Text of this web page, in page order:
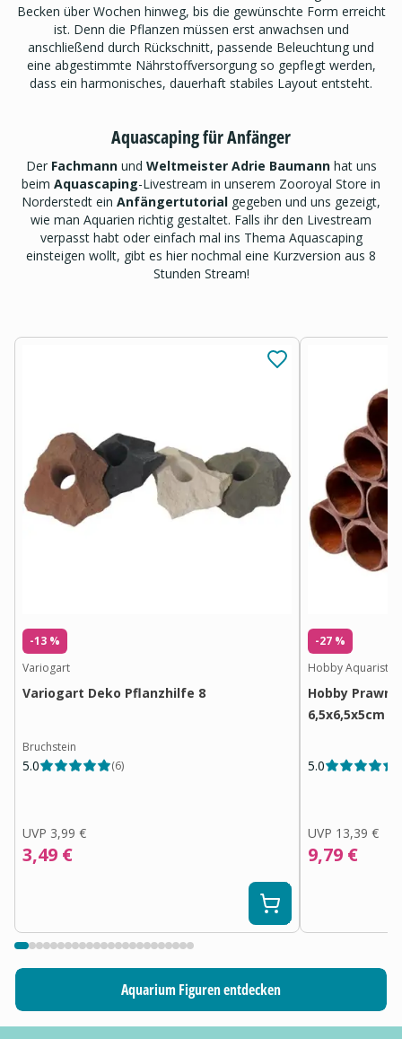
Becken über Wochen hinweg, bis die gewünschte Form erreicht
ist. Denn die Pflanzen müssen erst anwachsen und
anschließend durch Rückschnitt, passende Beleuchtung und
eine abgestimmte Nährstoffversorgung so gepflegt werden,
dass ein harmonisches, dauerhaft stabiles Layout entsteht.
Aquascaping für Anfänger
Der Fachmannund Weltmeister Adrie Baumannhat uns
beim Aquascaping-Livestream in unserem Zooroyal Store in
Norderstedt ein Anfängertutorial gegeben und uns gezeigt,
wie man Aquarien richtig gestaltet. Falls ihr den Livestream
verpasst habt oder einfach mal ins Thema Aquascaping
einsteigen wollt, gibt es hier nochmal eine Kurzversion aus 8
Stunden Stream!
-13 %
Variogart
Variogart Deko Pflanzhilfe 8
Bruchstein
5.0 (6)
UVP 3,99 €
3,49 €
-27 %
Hobby Aquaristik
Hobby Prawn
6,5x6,5x5cm
5.0
UVP 13,39 €
9,79 €
Aquarium Figuren entdecken